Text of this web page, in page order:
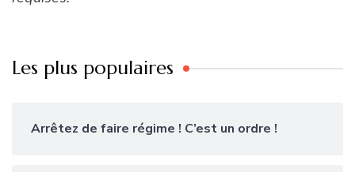
Les plus populaires
Arrêtez de faire régime ! C’est un ordre !